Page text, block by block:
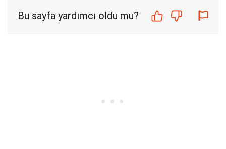
Bu sayfa yardımcı oldu mu?